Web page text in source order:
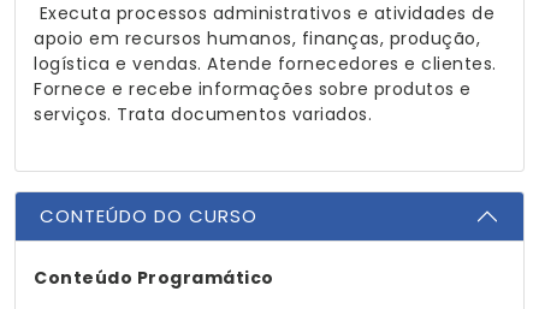
Executa processos administrativos e atividades de
apoio em recursos humanos, finanças, produção,
logística e vendas. Atende fornecedores e clientes.
Fornece e recebe informações sobre produtos e
serviços. Trata documentos variados.
CONTEÚDO DO CURSO
Conteúdo Programático